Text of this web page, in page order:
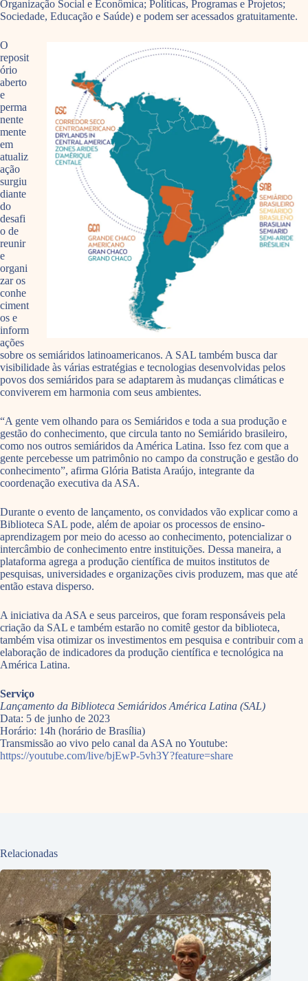
Organização Social e Econômica; Políticas, Programas e Projetos;
Sociedade, Educação e Saúde) e podem ser acessados gratuitamente.
O
reposit
ório
aberto
e
perma
nente
mente
em
atualiz
ação
surgiu
diante
do
desafi
o de
reunir
e
organi
zar os
conhe
ciment
os e
inform
ações
sobre os semiáridos latinoamericanos. A SAL também busca dar
visibilidade às várias estratégias e tecnologias desenvolvidas pelos
povos dos semiáridos para se adaptarem às mudanças climáticas e
conviverem em harmonia com seus ambientes.
“A gente vem olhando para os Semiáridos e toda a sua produção e
gestão do conhecimento, que circula tanto no Semiárido brasileiro,
como nos outros semiáridos da América Latina. Isso fez com que a
gente percebesse um patrimônio no campo da construção e gestão do
conhecimento”, afirma Glória Batista Araújo, integrante da
coordenação executiva da ASA.
Durante o evento de lançamento, os convidados vão explicar como a
Biblioteca SAL pode, além de apoiar os processos de ensino-
aprendizagem por meio do acesso ao conhecimento, potencializar o
intercâmbio de conhecimento entre instituições. Dessa maneira, a
plataforma agrega a produção científica de muitos institutos de
pesquisas, universidades e organizações civis produzem, mas que até
então estava disperso.
A iniciativa da ASA e seus parceiros, que foram responsáveis pela
criação da SAL e também estarão no comitê gestor da biblioteca,
também visa otimizar os investimentos em pesquisa e contribuir com a
elaboração de indicadores da produção científica e tecnológica na
América Latina.
Serviço
Lançamento da Biblioteca Semiáridos América Latina (SAL)
Data: 5 de junho de 2023
Horário: 14h (horário de Brasília)
Transmissão ao vivo pelo canal da ASA no Youtube:
https://youtube.com/live/bjEwP-5vh3Y?feature=share
Relacionadas